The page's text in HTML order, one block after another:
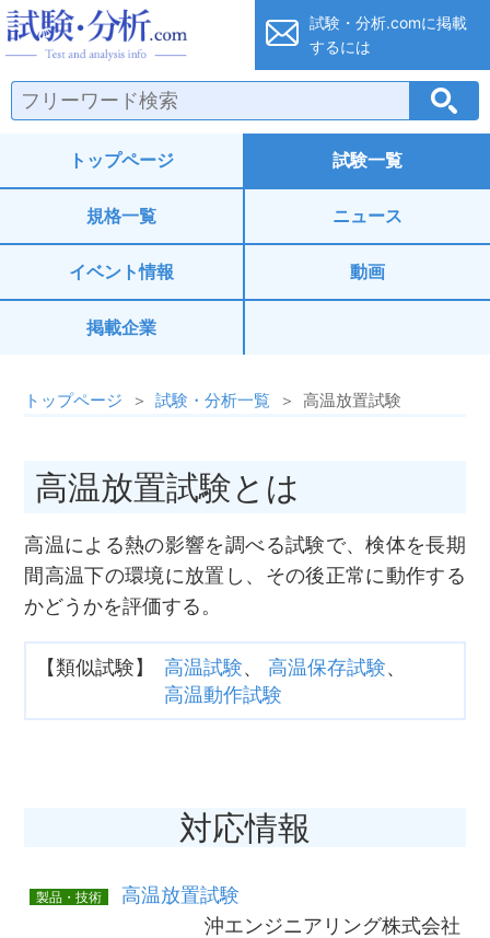
試験・分析
試験・分析.comに掲載
するには
トップページ 試験一覧
規格一覧 ニュース
イベント情報 動画
掲載企業
トップページ 試験・分析一覧 高温放置試験
高温放置試験とは
高温による熱の影響を調べる試験で、検体を長期
間高温下の環境に放置し、その後正常に動作する
かどうかを評価する。
類似試験 高温試験
高温保存試験
高温動作試験
対応情報
製品・技術
高温放置試験
沖エンジニアリング株式会社